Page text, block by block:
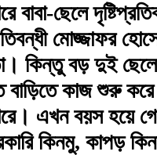
ছেলে
মোজ্জাফর
কিন্তু বড় দুই
বাড়িতে কাজ শুরু
এখন বয়স হয়ে
কিনমু, কাপড়